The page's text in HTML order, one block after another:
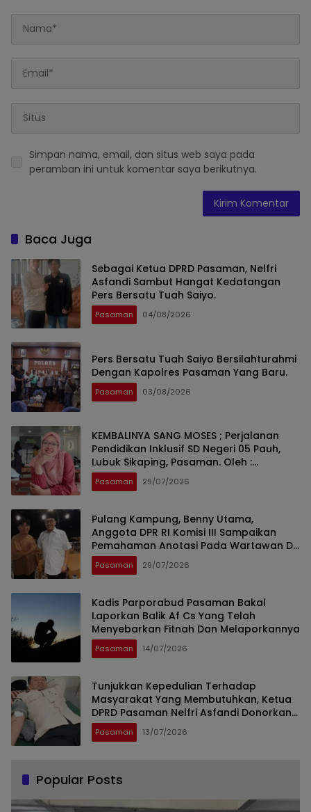
Simpan nama, email, dan situs web saya pada
peramban ini untuk komentar saya berikutnya.
Baca Juga
Sebagai Ketua DPRD Pasaman, Nelfri
Asfandi Sambut Hangat Kedatangan
Pers Bersatu Tuah Saiyo.
Pasaman 04/08/2026
Pers Bersatu Tuah Saiyo Bersilahturahmi
Dengan Kapolres Pasaman Yang Baru.
Pasaman 03/08/2026
KEMBALINYA SANG MOSES ; Perjalanan
Pendidikan Inklusif SD Negeri 05 Pauh,
Lubuk Sikaping, Pasaman. Oleh :
Rahmawati Ismar SS ( Guru SDN Pauh ,
Lubuk Sikaping, Pasaman.)
Pasaman 29/07/2026
Pulang Kampung, Benny Utama,
Anggota DPR RI Komisi III Sampaikan
Pemahaman Anotasi Pada Wartawan Di
Pasaman
Pasaman 29/07/2026
Kadis Parporabud Pasaman Bakal
Laporkan Balik Af Cs Yang Telah
Menyebarkan Fitnah Dan Melaporkannya
Pasaman 14/07/2026
Tunjukkan Kepedulian Terhadap
Masyarakat Yang Membutuhkan, Ketua
DPRD Pasaman Nelfri Asfandi Donorkan
Darahnya
Pasaman 13/07/2026
Popular Posts